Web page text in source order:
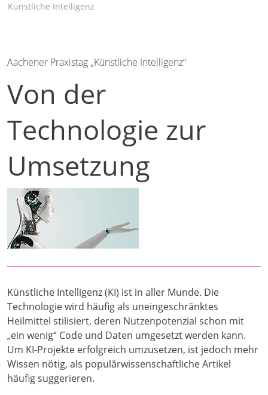
Künstliche Intelligenz
Aachener Praxistag „Künstliche Intelligenz“
Von der
Technologie zur
Umsetzung
Künstliche Intelligenz (KI) ist in aller Munde. Die
Technologie wird häufig als uneingeschränktes
Heilmittel stilisiert, deren Nutzenpotenzial schon mit
„ein wenig“ Code und Daten umgesetzt werden kann.
Um KI-Projekte erfolgreich umzusetzen, ist jedoch mehr
Wissen nötig, als populärwissenschaftliche Artikel
häufig suggerieren.